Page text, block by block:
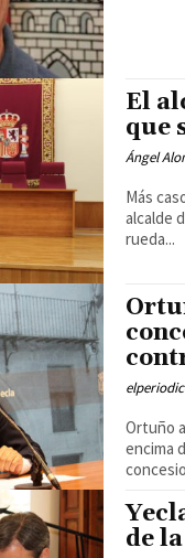
El
que
Ángel
Más
alcalde
rueda...
Ortuño
encima
de